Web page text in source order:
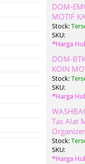
DOM-
MOTIF
Stock:
SKU:
*Harga
DOM-
KOIN
Stock:
SKU:
*Harga
Tas Alat
Stock:
SKU:
*Harga